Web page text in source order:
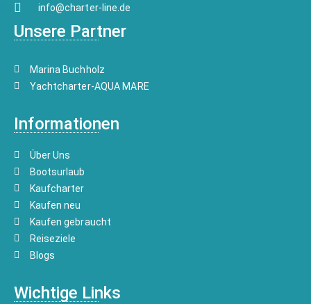
info@charter-line.de
Unsere Partner
Marina Buchholz
Yachtcharter-AQUA MARE
Informationen
Über Uns
Bootsurlaub
Kaufcharter
Kaufen neu
Kaufen gebraucht
Reiseziele
Blogs
Wichtige Links